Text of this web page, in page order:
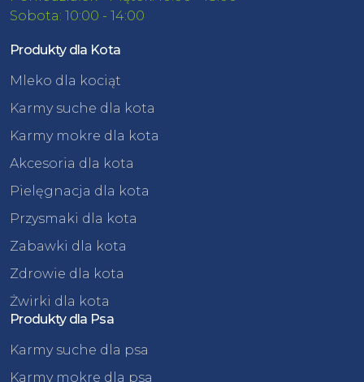
Sobota: 10:00 - 14:00
Produkty dla Kota
Mleko dla kociąt
Karmy suche dla kota
Karmy mokre dla kota
Akcesoria dla kota
Pielęgnacja dla kota
Przysmaki dla kota
Zabawki dla kota
Zdrowie dla kota
Żwirki dla kota
Produkty dla Psa
Karmy suche dla psa
Karmy mokre dla psa